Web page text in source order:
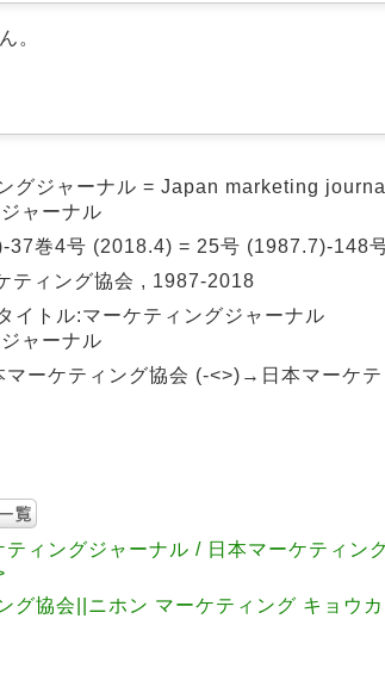
。
グジャーナル = Japan marketing
ャーナル
37巻4号 (2018.4) = 25号 (1987.7)-148
ティング協会 , 1987-2018
イトル:マーケティングジャーナル
ャーナル
マーケティング協会 (-<>)→日本マーケ
ティングジャーナル / 日本マーケティン
グ協会||ニホン マーケティング キョウ